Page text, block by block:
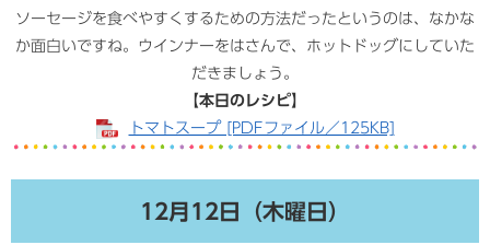
ソーセージを食べやすくするための方法だったというのは、なかな
か面白いですね。ウインナーをはさんで、ホットドッグにしていた
だきましょう。​
【本日のレシピ】
トマトスープ [PDFファイル／125KB]
12月12日（木曜日）